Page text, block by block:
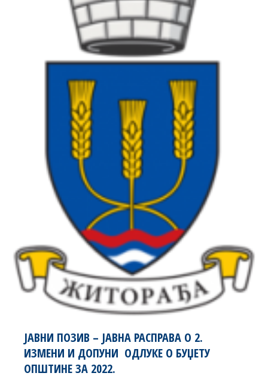
ЈАВНИ ПОЗИВ – ЈАВНА РАСПРАВА О 2.
ИЗМЕНИ И ДОПУНИ ОДЛУКЕ О БУЏЕТУ
ОПШТИНЕ ЗА 2022.